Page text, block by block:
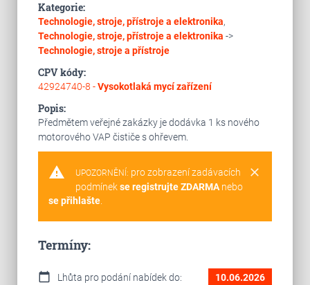
Kategorie:
Technologie, stroje, přístroje a elektronika,
Technologie, stroje, přístroje a elektronika ->
Technologie, stroje a přístroje
CPV kódy:
42924740-8 -Vysokotlaká mycí zařízení
Popis:
Předmětem veřejné zakázky je dodávka 1 ks nového
motorového VAP čističe s ohřevem.
warning clear
UPOZORNĚNÍ: pro zobrazení zadávacích
podmínekse registrujte ZDARMAnebo
se přihlašte.
Termíny:
calendar_today Lhůta pro podání nabídek do: 10.06.2026